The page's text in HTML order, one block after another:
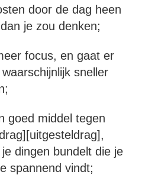
door de dag heen
je zou denken;
focus, en gaat er
sneller
goed middel tegen
dingen bundelt die je
spannend vindt;